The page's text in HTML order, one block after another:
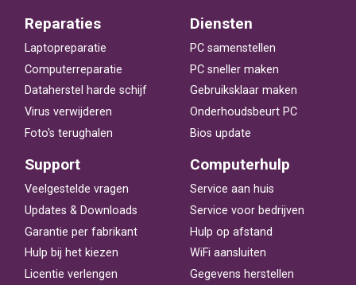
Reparaties
Laptopreparatie
Computerreparatie
Dataherstel harde schijf
Virus verwijderen
Foto's terughalen
Diensten
PC samenstellen
PC sneller maken
Gebruiksklaar maken
Onderhoudsbeurt PC
Bios update
Support
Veelgestelde vragen
Updates & Downloads
Garantie per fabrikant
Hulp bij het kiezen
Licentie verlengen
Computerhulp
Service aan huis
Service voor bedrijven
Hulp op afstand
WiFi aansluiten
Gegevens herstellen